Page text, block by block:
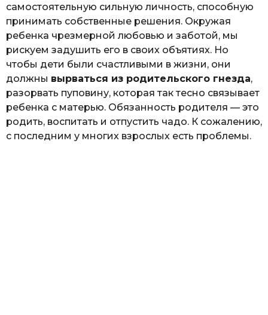
самостоятельную сильную личность, способную
принимать собственные решения. Окружая
ребенка чрезмерной любовью и заботой, мы
рискуем задушить его в своих объятиях. Но
чтобы дети были счастливыми в жизни, они
должны вырваться из родительского гнезда,
разорвать пуповину, которая так тесно связывает
ребенка с матерью. Обязанность родителя — это
родить, воспитать и отпустить чадо. К сожалению,
с последним у многих взрослых есть проблемы.